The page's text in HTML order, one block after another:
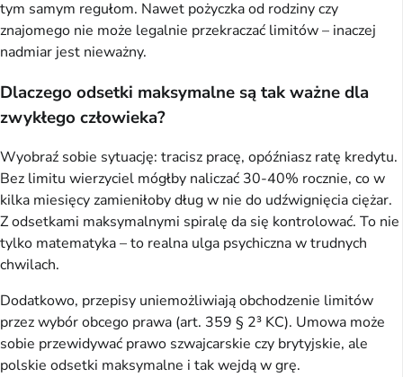
tym samym regułom. Nawet pożyczka od rodziny czy
znajomego nie może legalnie przekraczać limitów – inaczej
nadmiar jest nieważny.
Dlaczego odsetki maksymalne są tak ważne dla
zwykłego człowieka?
Wyobraź sobie sytuację: tracisz pracę, opóźniasz ratę kredytu.
Bez limitu wierzyciel mógłby naliczać 30-40% rocznie, co w
kilka miesięcy zamieniłoby dług w nie do udźwignięcia ciężar.
Z odsetkami maksymalnymi spiralę da się kontrolować. To nie
tylko matematyka – to realna ulga psychiczna w trudnych
chwilach.
Dodatkowo, przepisy uniemożliwiają obchodzenie limitów
przez wybór obcego prawa (art. 359 § 2³ KC). Umowa może
sobie przewidywać prawo szwajcarskie czy brytyjskie, ale
polskie odsetki maksymalne i tak wejdą w grę.